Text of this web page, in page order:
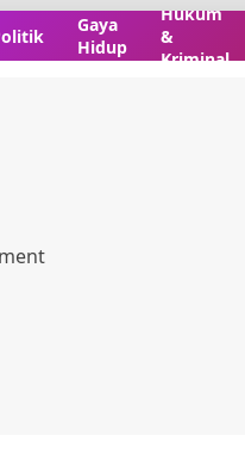
Gaya
Hidup
Hukum
&
Kriminal